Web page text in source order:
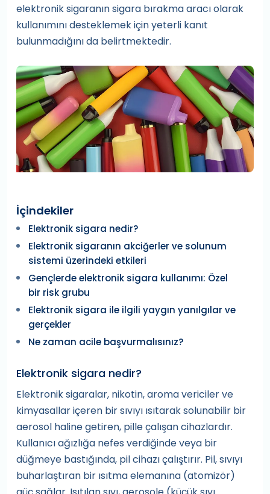
elektronik sigaranın sigara bırakma aracı olarak
kullanımını desteklemek için yeterli kanıt
bulunmadığını da belirtmektedir.
İçindekiler
Elektronik sigara nedir?
Elektronik sigaranın akciğerler ve solunum
sistemi üzerindeki etkileri
Gençlerde elektronik sigara kullanımı: Özel
bir risk grubu
Elektronik sigara ile ilgili yaygın yanılgılar ve
gerçekler
Ne zaman acile başvurmalısınız?
Elektronik sigara nedir?
Elektronik sigaralar, nikotin, aroma vericiler ve
kimyasallar içeren bir sıvıyı ısıtarak solunabilir bir
aerosol haline getiren, pille çalışan cihazlardır.
Kullanıcı ağızlığa nefes verdiğinde veya bir
düğmeye bastığında, pil cihazı çalıştırır. Pil, sıvıyı
buharlaştıran bir ısıtma elemanına (atomizör)